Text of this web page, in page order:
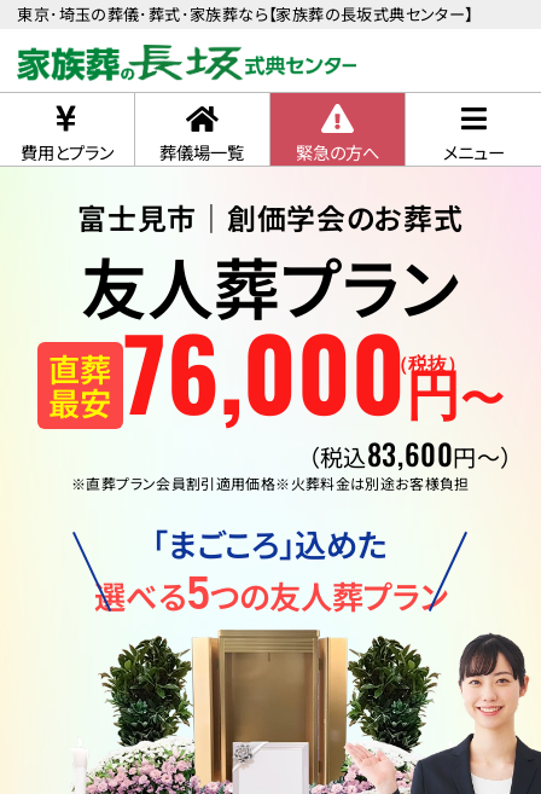
東京･埼玉の葬儀･葬式･家族葬なら【家族葬の長坂式典センター】
費用とプラン 葬儀場一覧 緊急の方へ メニュー
富士見市｜創価学会のお葬式
友人葬プラン
直葬
最安 76,000円 〜
（税抜）
（税込83,600円〜）
※直葬プラン会員割引適用価格※火葬料金は別途お客様負担
「まごころ」込めた
選べる5つの友人葬プラン